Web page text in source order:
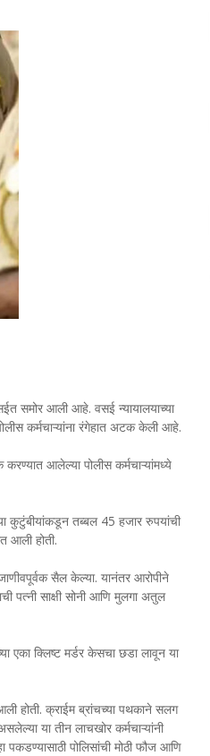
समोर आली आहे. वसई न्यायालयाच्या
कर्मचाऱ्यांना रंगेहात अटक केली आहे.
आलेल्या पोलीस कर्मचाऱ्यांमध्ये
कुटुंबीयांकडून तब्बल 45 हजार रुपयांची
आली होती.
सैल केल्या. यानंतर आरोपीने
पत्नी साक्षी सोनी आणि मुलगा अतुल
एका क्लिष्ट मर्डर केसचा छडा लावून या
होती. क्राईम ब्रांचच्या पथकाने सलग
या तीन लाचखोर कर्मचाऱ्यांनी
पकडण्यासाठी पोलिसांची मोठी फौज आणि